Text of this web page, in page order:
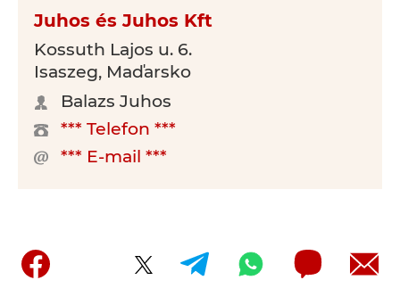
Juhos és Juhos Kft
Kossuth Lajos u. 6.
Isaszeg, Maďarsko
Balazs Juhos
*** Telefon ***
*** E-mail ***